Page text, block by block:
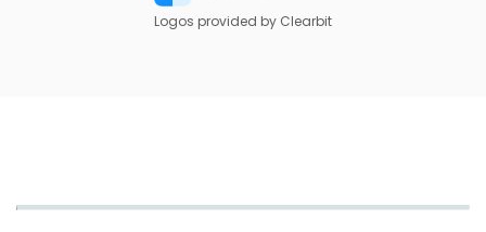
Logos provided by Clearbit